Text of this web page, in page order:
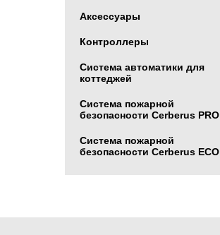
Аксессуары
Контроллеры
Система автоматики для
коттеджей
Система пожарной
безопасности Cerberus PRO
Система пожарной
безопасности Cerberus ECO